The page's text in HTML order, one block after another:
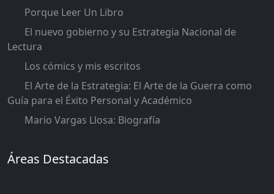
Porque Leer Un Libro
El nuevo gobierno y su Estrategia Nacional de
Lectura
Los cómics y mis escritos
El Arte de la Estrategia: El Arte de la Guerra como
Guía para el Éxito Personal y Académico
Mario Vargas Llosa: Biografía
Áreas Destacadas